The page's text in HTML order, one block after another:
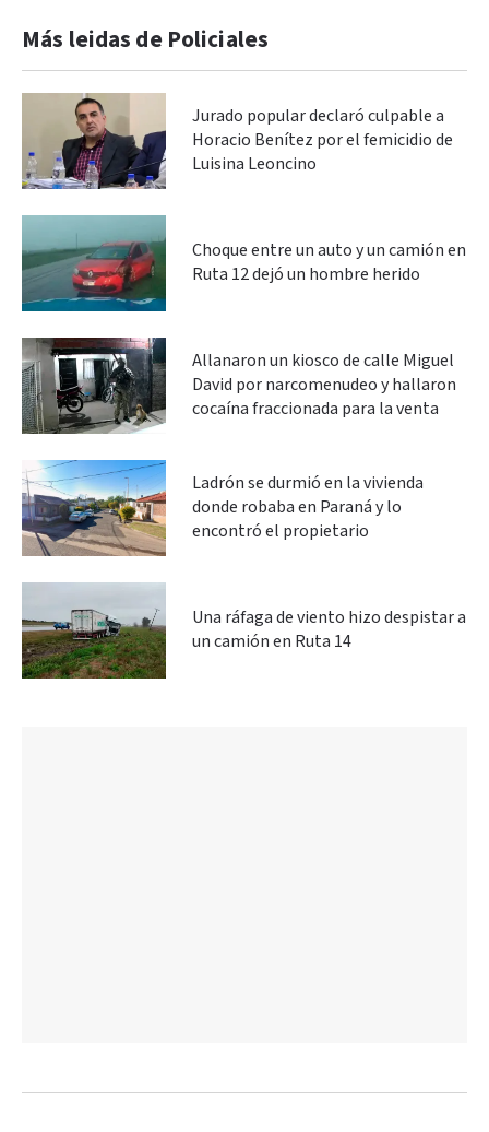
Más leidas de Policiales
Jurado popular declaró culpable a
Horacio Benítez por el femicidio de
Luisina Leoncino
Choque entre un auto y un camión en
Ruta 12 dejó un hombre herido
Allanaron un kiosco de calle Miguel
David por narcomenudeo y hallaron
cocaína fraccionada para la venta
Ladrón se durmió en la vivienda
donde robaba en Paraná y lo
encontró el propietario
Una ráfaga de viento hizo despistar a
un camión en Ruta 14